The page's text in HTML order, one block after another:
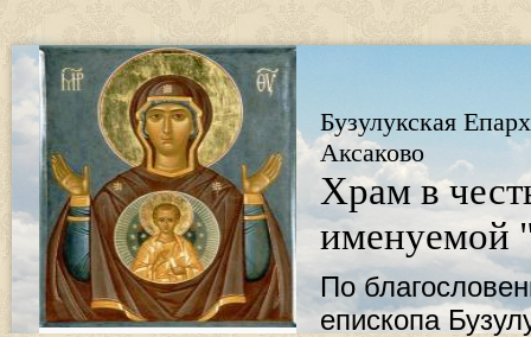
Бузулукская
Аксаково
Храм в
именуемой
По
епископа